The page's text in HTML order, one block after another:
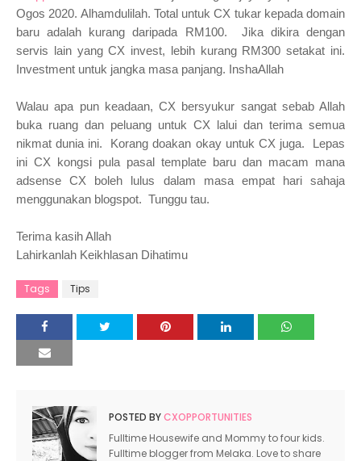
Ogos 2020. Alhamdulilah. Total untuk CX tukar kepada domain
baru adalah kurang daripada RM100. Jika dikira dengan
servis lain yang CX invest, lebih kurang RM300 setakat ini.
Investment untuk jangka masa panjang. InshaAllah
Walau apa pun keadaan, CX bersyukur sangat sebab Allah
buka ruang dan peluang untuk CX lalui dan terima semua
nikmat dunia ini. Korang doakan okay untuk CX juga. Lepas
ini CX kongsi pula pasal template baru dan macam mana
adsense CX boleh lulus dalam masa empat hari sahaja
menggunakan blogspot. Tunggu tau.
Terima kasih Allah
Lahirkanlah Keikhlasan Dihatimu
Tags Tips
POSTED BYCXOPPORTUNITIES
Fulltime Housewife and Mommy to four kids.
Fulltime blogger from Melaka. Love to share